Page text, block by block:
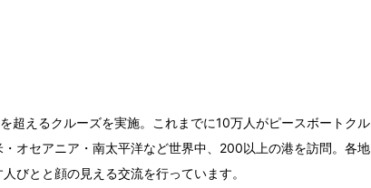
超えるクルーズを実施。これまでに10万人がピースボートクル
オセアニア・南太平洋など世界中、200以上の港を訪問。各地
びとと顔の見える交流を行っています。